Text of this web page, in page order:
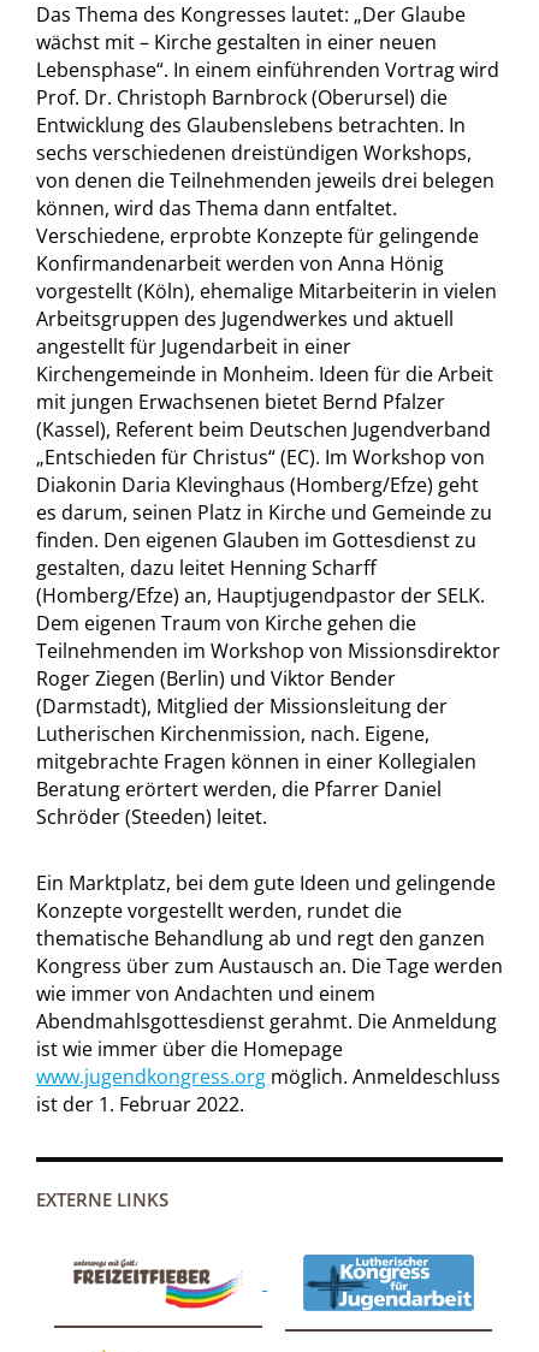
Das Thema des Kongresses lautet: „Der Glaube
wächst mit – Kirche gestalten in einer neuen
Lebensphase“. In einem einführenden Vortrag wird
Prof. Dr. Christoph Barnbrock (Oberursel) die
Entwicklung des Glaubenslebens betrachten. In
sechs verschiedenen dreistündigen Workshops,
von denen die Teilnehmenden jeweils drei belegen
können, wird das Thema dann entfaltet.
Verschiedene, erprobte Konzepte für gelingende
Konfirmandenarbeit werden von Anna Hönig
vorgestellt (Köln), ehemalige Mitarbeiterin in vielen
Arbeitsgruppen des Jugendwerkes und aktuell
angestellt für Jugendarbeit in einer
Kirchengemeinde in Monheim. Ideen für die Arbeit
mit jungen Erwachsenen bietet Bernd Pfalzer
(Kassel), Referent beim Deutschen Jugendverband
„Entschieden für Christus“ (EC). Im Workshop von
Diakonin Daria Klevinghaus (Homberg/Efze) geht
es darum, seinen Platz in Kirche und Gemeinde zu
finden. Den eigenen Glauben im Gottesdienst zu
gestalten, dazu leitet Henning Scharff
(Homberg/Efze) an, Hauptjugendpastor der SELK.
Dem eigenen Traum von Kirche gehen die
Teilnehmenden im Workshop von Missionsdirektor
Roger Ziegen (Berlin) und Viktor Bender
(Darmstadt), Mitglied der Missionsleitung der
Lutherischen Kirchenmission, nach. Eigene,
mitgebrachte Fragen können in einer Kollegialen
Beratung erörtert werden, die Pfarrer Daniel
Schröder (Steeden) leitet.
Ein Marktplatz, bei dem gute Ideen und gelingende
Konzepte vorgestellt werden, rundet die
thematische Behandlung ab und regt den ganzen
Kongress über zum Austausch an. Die Tage werden
wie immer von Andachten und einem
Abendmahlsgottesdienst gerahmt. Die Anmeldung
ist wie immer über die Homepage
www.jugendkongress.org möglich. Anmeldeschluss
ist der 1. Februar 2022.
EXTERNE LINKS